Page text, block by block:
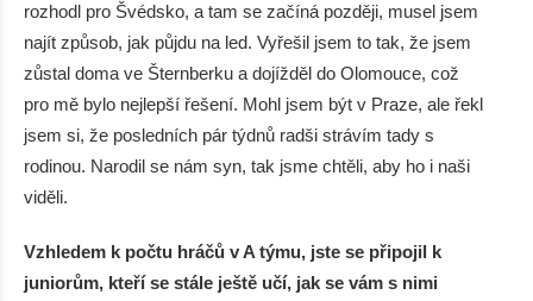
rozhodl pro Švédsko, a tam se začíná později, musel jsem
najít způsob, jak půjdu na led. Vyřešil jsem to tak, že jsem
zůstal doma ve Šternberku a dojížděl do Olomouce, což
pro mě bylo nejlepší řešení. Mohl jsem být v Praze, ale řekl
jsem si, že posledních pár týdnů radši strávím tady s
rodinou. Narodil se nám syn, tak jsme chtěli, aby ho i naši
viděli.
Vzhledem k počtu hráčů v A týmu, jste se připojil k
juniorům, kteří se stále ještě učí, jak se vám s nimi